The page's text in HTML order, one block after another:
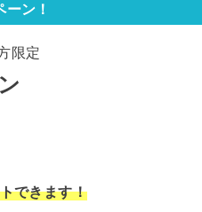
ン！
限定
できます！